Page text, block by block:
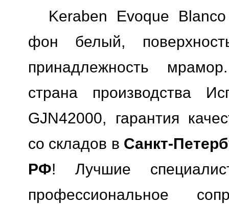
Keraben Evoque
фон белый,
принадлежность
страна производства
GJN42000, гарантия
со складов в Санкт-
РФ! Лучшие
профессиональное